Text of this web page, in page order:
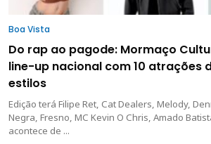
Boa Vista
Do rap ao pagode: Mormaço
line-up nacional com 10 atrações
estilos
Edição terá Filipe Ret, Cat Dealers, Melody,
Negra, Fresno, MC Kevin O Chris, Amado
acontece de ...